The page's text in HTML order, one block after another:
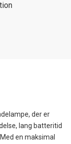
der er
lang batteritid
en maksimal